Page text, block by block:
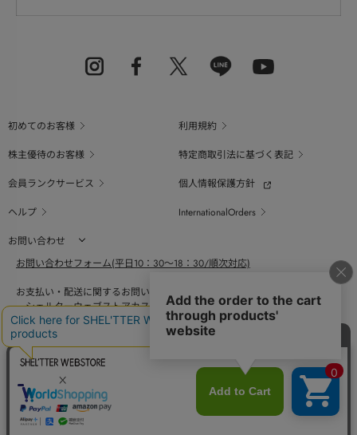
初めてのお客様
利用規約
株主優待のお客様
特定商取引法に基づく表記
会員ランクサービス
個人情報保護方針
ヘルプ
InternationalOrders
お問い合わせ
お問い合わせフォーム(平日10：30～18：30/順次対応)
お支払い・配送に関するお問い合わせ（平日10：30～18：00）
シェルターウェブストアカスタマーセンター
0800-123-6820
商品の素材、サイズ、仕様等に関するお問い合せ（平日10：30～18：00）
バロックジャパンリミテッドコールセンター
03-6730-9191
BAROQUE JAPAN LIMITED
採用情報